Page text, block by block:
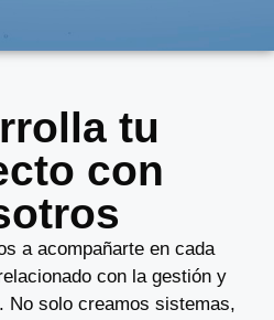
tu
con
a acompañarte en cada
con la gestión y
No solo creamos sistemas,